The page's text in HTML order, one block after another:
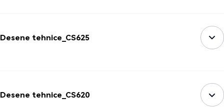
Desene tehnice_CS625
Desene tehnice_CS620